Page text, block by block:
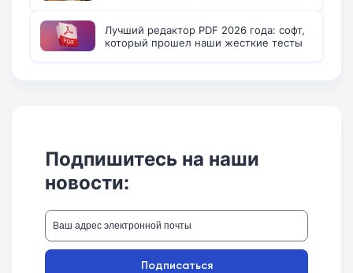
Лучший редактор PDF 2026 года: софт,
который прошел наши жесткие тесты
Подпишитесь на наши
новости:
Подписаться